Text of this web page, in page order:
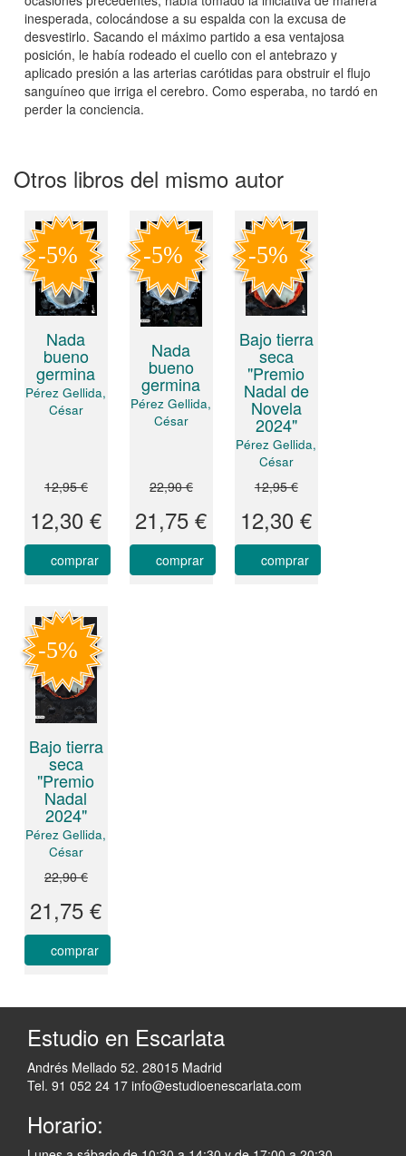
inesperada, colocándose a su espalda con la excusa de
desvestirlo. Sacando el máximo partido a esa ventajosa
posición, le había rodeado el cuello con el antebrazo y
aplicado presión a las arterias carótidas para obstruir el flujo
sanguíneo que irriga el cerebro. Como esperaba, no tardó en
perder la conciencia.
Otros libros del mismo autor
Nada
bueno
germina
Pérez Gellida,
César
12,95 €
12,30 €
comprar
Nada
bueno
germina
Pérez Gellida,
César
22,90 €
21,75 €
comprar
Bajo tierra
seca
"Premio
Nadal de
Novela
2024"
Pérez Gellida,
César
12,95 €
12,30 €
comprar
Bajo tierra
seca
"Premio
Nadal
2024"
Pérez Gellida,
César
22,90 €
21,75 €
comprar
Estudio en Escarlata
Andrés Mellado 52. 28015 Madrid
Tel. 91 052 24 17 info@estudioenescarlata.com
Horario: